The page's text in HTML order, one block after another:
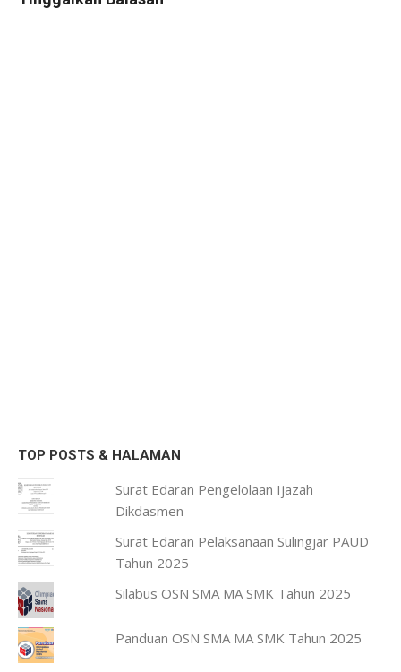
TOP POSTS & HALAMAN
Surat Edaran Pengelolaan Ijazah
Dikdasmen
Surat Edaran Pelaksanaan Sulingjar PAUD
Tahun 2025
Silabus OSN SMA MA SMK Tahun 2025
Panduan OSN SMA MA SMK Tahun 2025